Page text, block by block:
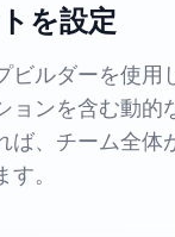
を設定
ビルダーを使用
ンを含む動的
ば、チーム全体
。